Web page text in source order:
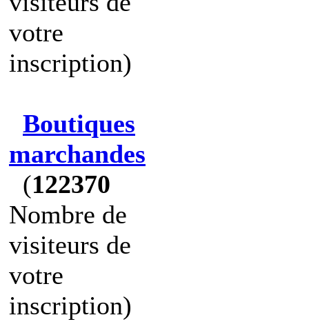
votre
inscription)
Boutiques
marchandes
(122370
Nombre de
visiteurs de
votre
inscription)